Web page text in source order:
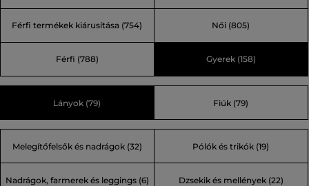
technikai anyagokra, a legújabb technológiára és
trendekre helyezvén a hangsúlyt a legnagyobb skandináv
Férfi termékek kiárusítása (754) Női (805)
Férfi (788) Gyerek(158)
Lányok (79) Fiúk (79)
Melegítőfelsők és nadrágok (32) Pólók és trikók (19)
Nadrágok, farmerek és leggings (6) Dzsekik és mellények (22)